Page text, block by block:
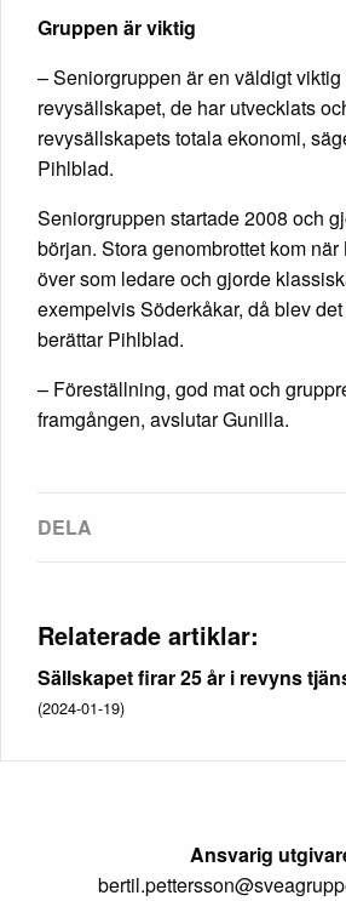
Gruppen är viktig
– Seniorgruppen är en väldigt
revysällskapet, de har utvecklats
revysällskapets totala ekonomi,
Pihlblad.
Seniorgruppen startade 2008 och
början. Stora genombrottet kom
över som ledare och gjorde
exempelvis Söderkåkar, då blev
berättar Pihlblad.
– Föreställning, god mat och
framgången, avslutar Gunilla.
Relaterade artiklar:
Sällskapet firar 25 år i revyns
(2024-01-19)
Ansvarig